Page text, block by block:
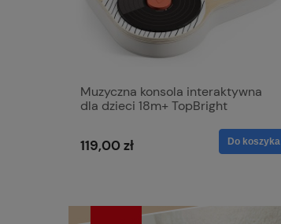
Muzyczna konsola interaktywna
dla dzieci 18m+ TopBright
119,00 zł Do koszyka